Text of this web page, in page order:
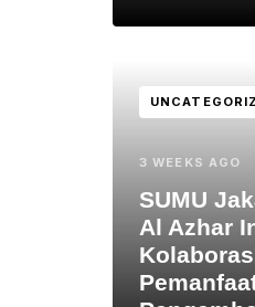
3 WEEKS AGO
SUMU
Al Azhar